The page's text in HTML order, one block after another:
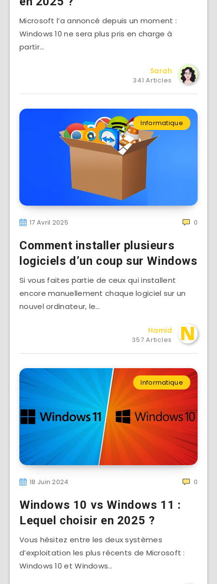
Microsoft l’a annoncé depuis un moment :
Windows 10 ne sera plus pris en charge à
partir…
Sarah
341 Articles
Informatique
17 Avril 2025 0
Comment installer plusieurs
logiciels d’un coup sur Windows
Si vous faites partie de ceux qui installent
encore manuellement chaque logiciel sur un
nouvel ordinateur, le…
Hamid
357 Articles
Informatique
18 Juin 2024 0
Windows 10 vs Windows 11 :
Lequel choisir en 2025 ?
Vous hésitez entre les deux systèmes
d’exploitation les plus récents de Microsoft :
Windows 10 et Windows…